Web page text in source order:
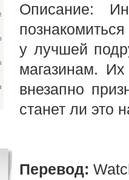
Описание:
у лучшей
магазинам.
внезапно
станет ли это
Перевод: